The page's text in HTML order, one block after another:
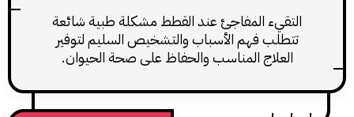
المفاجئ عند القطط مشكلة طبية شائعة
فهم الأسباب والتشخيص السليم لتوفير
المناسب والحفاظ على صحة الحيوان.